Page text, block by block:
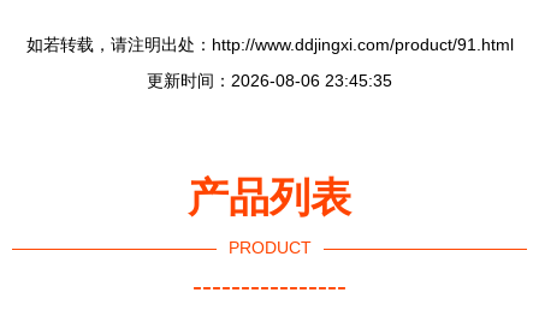
如若转载，请注明出处：http://www.ddjingxi.com/product/91.html
更新时间：2026-08-06 23:45:35
产品列表
PRODUCT
----------------